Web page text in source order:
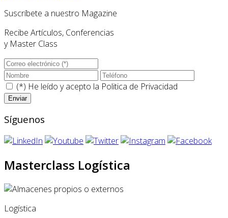
Suscríbete a nuestro Magazine
Recibe Artículos, Conferencias
y Master Class
(*) He leído y acepto la Politica de Privacidad
Síguenos
Masterclass Logística
Logística